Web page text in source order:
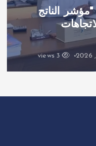
"مؤشر الناتج
3 views